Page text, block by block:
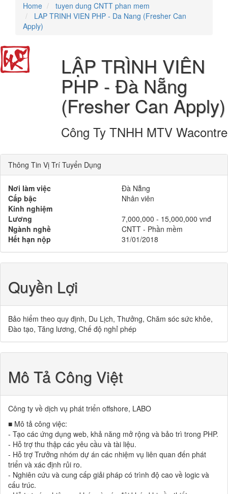
Home
tuyen dung CNTT phan mem
LAP TRINH VIEN PHP - Da Nang (Fresher Can
Apply)
LẬP TRÌNH VIÊN
PHP - Đà Nẵng
(Fresher Can Apply)
Công Ty TNHH MTV Wacontre
Thông Tin Vị Trí Tuyển Dụng
Nơi làm việc
Đà Nẵng
Cấp bậc
Nhân viên
Kinh nghiệm
Lương
7,000,000 - 15,000,000 vnđ
Ngành nghề
CNTT - Phần mềm
Hết hạn nộp
31/01/2018
Quyền Lợi
Bảo hiểm theo quy định, Du Lịch, Thưởng, Chăm sóc sức khỏe,
Đào tạo, Tăng lương, Chế độ nghỉ phép
Mô Tả Công Việt
Công ty về dịch vụ phát triển offshore, LABO
■ Mô tả công việc:
- Tạo các ứng dụng web, khả năng mở rộng và bảo trì trong PHP.
- Hỗ trợ thu thập các yêu cầu và tài liệu.
- Hỗ trợ Trưởng nhóm dự án các nhiệm vụ liên quan đến phát
triển và xác định rủi ro.
- Nghiên cứu và cung cấp giải pháp có trình độ cao về logic và
cấu trúc.